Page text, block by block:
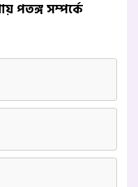
পতঙ্গ সম্পর্কে